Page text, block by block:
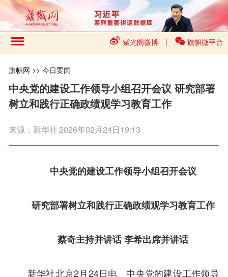
紫光阁微博 | 旗帜微平台
旗帜网 >>今日要闻
中央党的建设工作领导小组召开会议 研究部署
树立和践行正确政绩观学习教育工作
来源： 新华社2026年02月24日19:13
中央党的建设工作领导小组召开会议
研究部署树立和践行正确政绩观学习教育工作
蔡奇主持并讲话 李希出席并讲话
新华社北京2月24日电 中央党的建设工作领导